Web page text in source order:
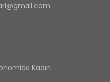
Kadın